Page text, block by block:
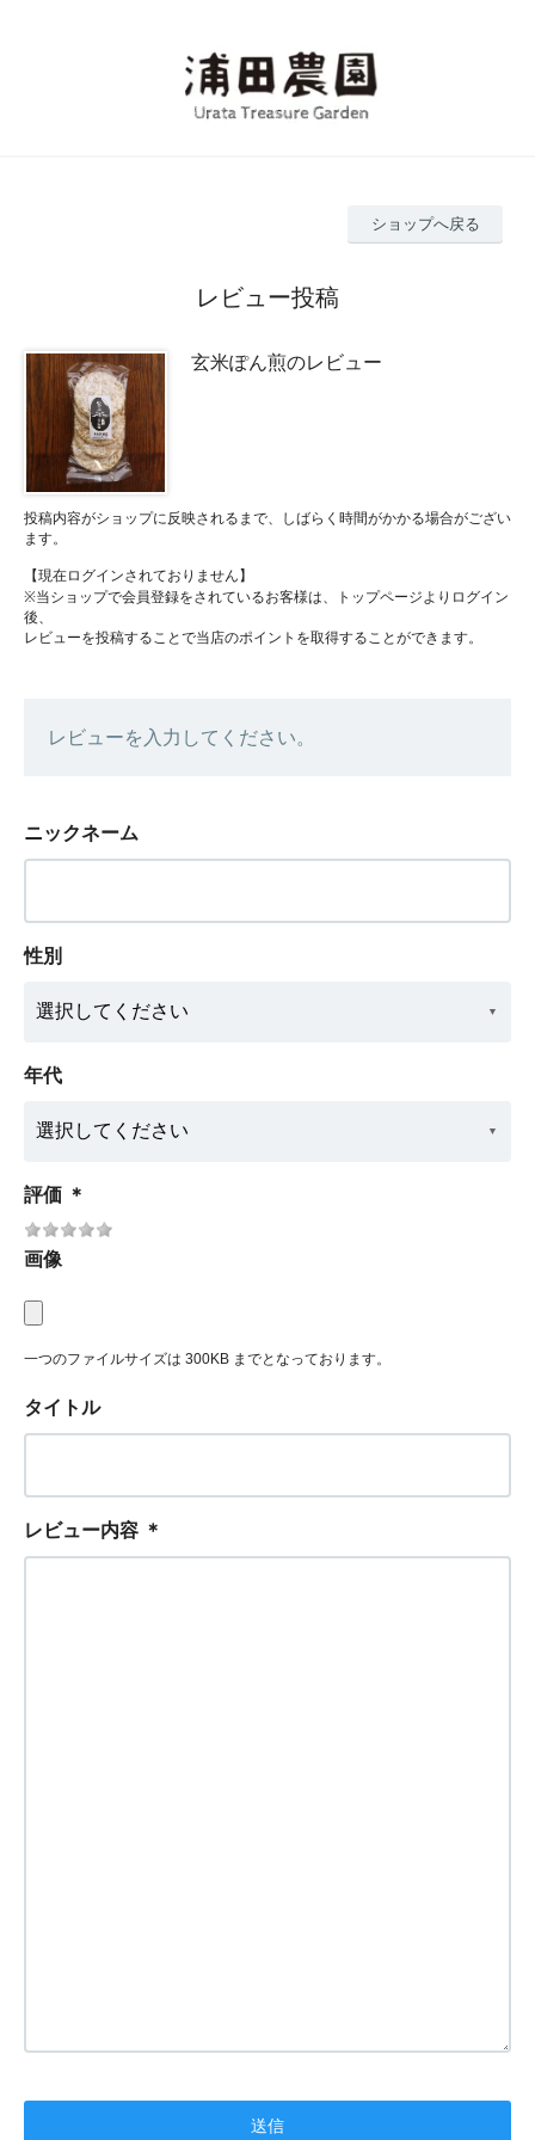
ショップへ戻る
レビュー投稿
玄米ぽん煎のレビュー
投稿内容がショップに反映されるまで、しばらく時間がかかる場合がござい
ます。
【現在ログインされておりません】
※当ショップで会員登録をされているお客様は、トップページよりログイン
後、
レビューを投稿することで当店のポイントを取得することができます。
レビューを入力してください。
ニックネーム
性別
年代
評価 ＊
画像
一つのファイルサイズは 300KB までとなっております。
タイトル
レビュー内容 ＊